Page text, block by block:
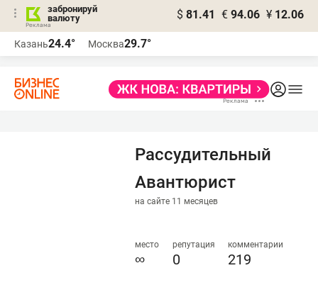
забронируй
валюту
$ 81.41 € 94.06 ¥ 12.06
Казань24.4° Москва29.7°
Рассудительный
Авантюрист
на сайте 11 месяцев
место
∞
репутация
0
комментарии
219